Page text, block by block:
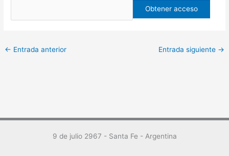
← Entrada anterior Entrada siguiente →
9 de julio 2967 - Santa Fe - Argentina